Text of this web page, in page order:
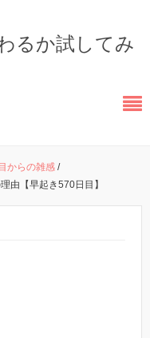
るか試してみ
からの雑感 /
由【早起き570日目】